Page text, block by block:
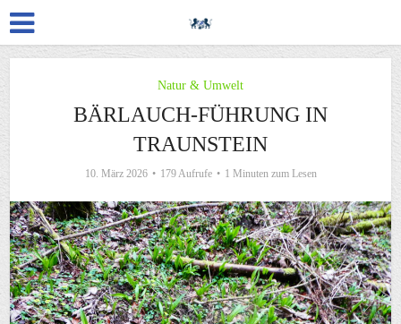
Natur & Umwelt
BÄRLAUCH-FÜHRUNG IN
TRAUNSTEIN
10. März 2026 179 Aufrufe 1 Minuten zum Lesen